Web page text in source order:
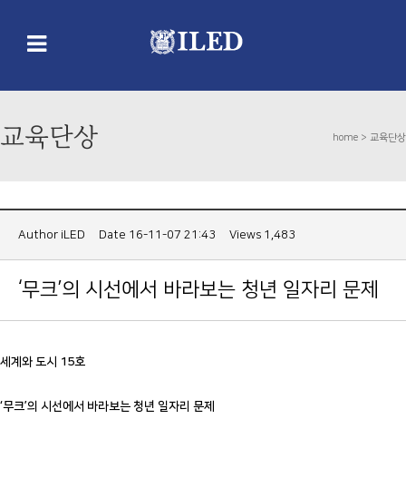
교육단상 home > 교육단상
Author iLED Date 16-11-07 21:43 Views 1,483
‘무크’의 시선에서 바라보는 청년 일자리 문제
세계와 도시 15호
‘무크’의 시선에서 바라보는 청년 일자리 문제